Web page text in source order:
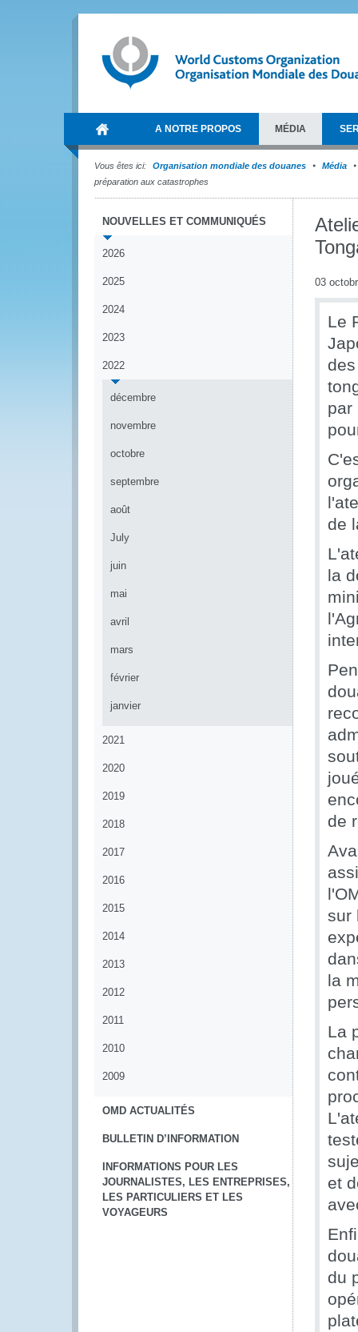
A NOTRE PROPOS MÉDIA
Vous êtes ici: Organisation mondiale des douanes
Média
préparation aux catastrophes
NOUVELLES ET COMMUNIQUÉS
2026
2025
2024
2023
2022
décembre
novembre
octobre
septembre
août
July
juin
mai
avril
mars
février
janvier
2021
2020
2019
2018
2017
2016
2015
2014
2013
2012
2011
2010
2009
OMD ACTUALITÉS
BULLETIN D’INFORMATION
INFORMATIONS POUR LES
JOURNALISTES, LES ENTREPRISES,
LES PARTICULIERS ET LES
VOYAGEURS
03
Le
par
de
la
de
sur
la
La
et
du